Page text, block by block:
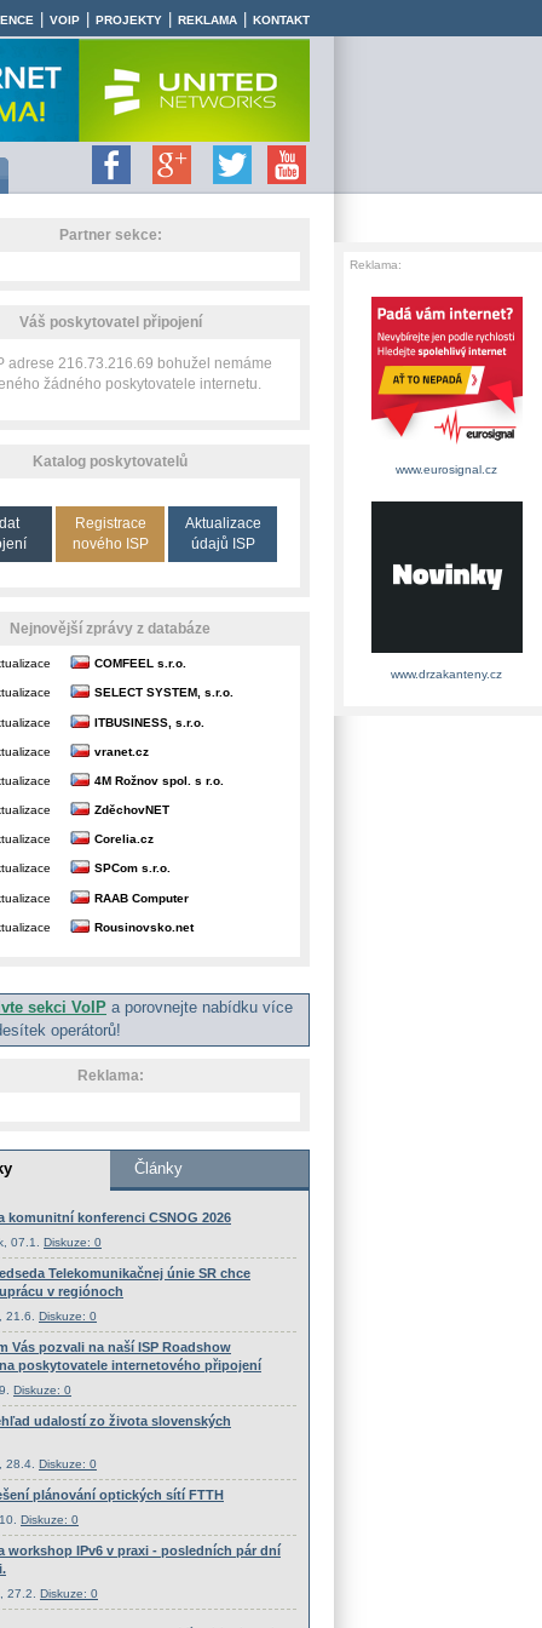
VOIP PROJEKTY REKLAMA KONTAKT
Partner sekce:
Váš poskytovatel připojení
adrese 216.73.216.69 bohužel nemáme
žádného poskytovatele internetu.
Katalog poskytovatelů
Registrace
nového ISP
Aktualizace
údajů ISP
Nejnovější zprávy z databáze
COMFEEL s.r.o.
SELECT SYSTEM, s.r.o.
ITBUSINESS, s.r.o.
vranet.cz
4M Rožnov spol. s r.o.
ZděchovNET
Corelia.cz
SPCom s.r.o.
RAAB Computer
Rousinovsko.net
sekci VoIP a porovnejte nabídku více
operátorů!
Reklama:
Reklama:
www.eurosignal.cz
www.drzakanteny.cz